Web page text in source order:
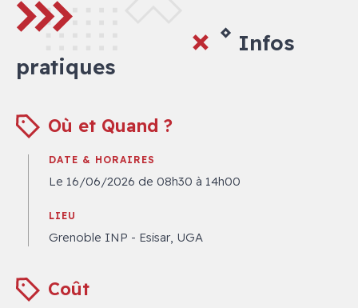
Infos
pratiques
Où et Quand ?
DATE & HORAIRES
Le 16/06/2026 de 08h30 à 14h00
LIEU
Grenoble INP - Esisar, UGA
Coût